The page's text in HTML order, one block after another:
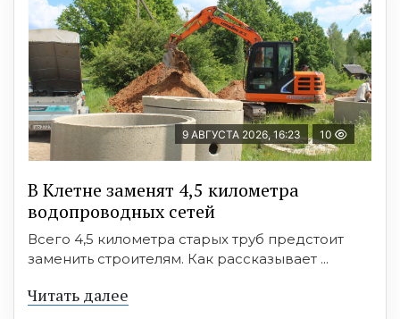
9 АВГУСТА 2026, 16:23 10
В Клетне заменят 4,5 километра
водопроводных сетей
Всего 4,5 километра старых труб предстоит
заменить строителям. Как рассказывает ...
Читать далее